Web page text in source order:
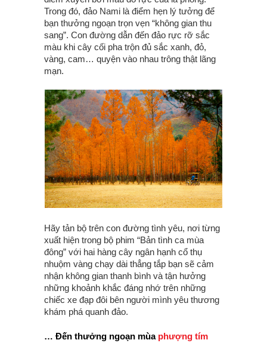
Trong đó, đảo Nami là điểm hẹn lý tưởng để
bạn thưởng ngoạn trọn vẹn “không gian thu
sang”. Con đường dẫn đến đảo rực rỡ sắc
màu khi cây cối pha trộn đủ sắc xanh, đỏ,
vàng, cam… quyện vào nhau trông thật lãng
mạn.
Hãy tản bộ trên con đường tình yêu, nơi từng
xuất hiện trong bộ phim “Bản tình ca mùa
đông” với hai hàng cây ngân hạnh cổ thụ
nhuộm vàng chạy dài thẳng tắp bạn sẽ cảm
nhận không gian thanh bình và tận hưởng
những khoảnh khắc đáng nhớ trên những
chiếc xe đạp đôi bên người mình yêu thương
khám phá quanh đảo.
… Đến thưởng ngoạn mùa phượng tím